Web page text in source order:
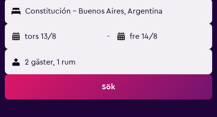
Constitución - Buenos Aires, Argentina
tors 13/8 - fre 14/8
2 gäster, 1 rum
Sök